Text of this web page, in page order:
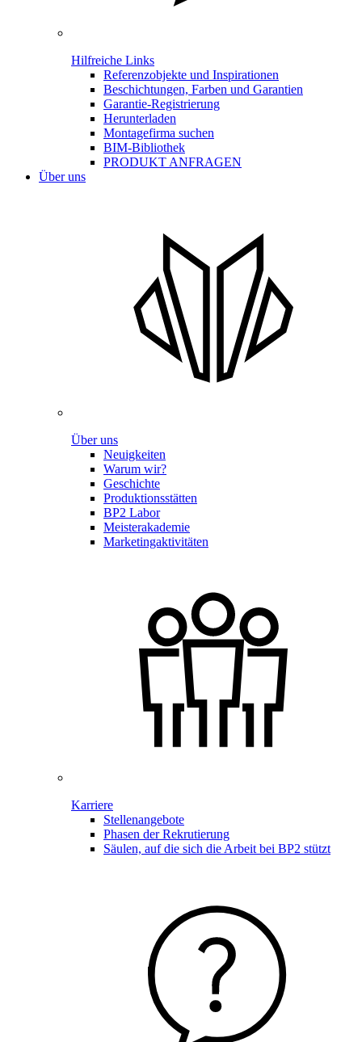
Hilfreiche Links
Referenzobjekte und Inspirationen
Beschichtungen, Farben und Garantien
Garantie-Registrierung
Herunterladen
Montagefirma suchen
BIM-Bibliothek
PRODUKT ANFRAGEN
Über uns
Über uns
Neuigkeiten
Warum wir?
Geschichte
Produktionsstätten
BP2 Labor
Meisterakademie
Marketingaktivitäten
Karriere
Stellenangebote
Phasen der Rekrutierung
Säulen, auf die sich die Arbeit bei BP2 stützt